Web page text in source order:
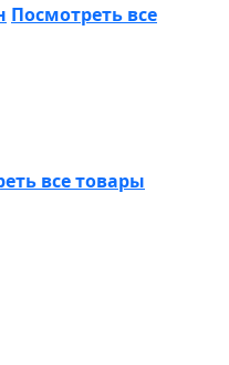
Посмотреть все
все товары